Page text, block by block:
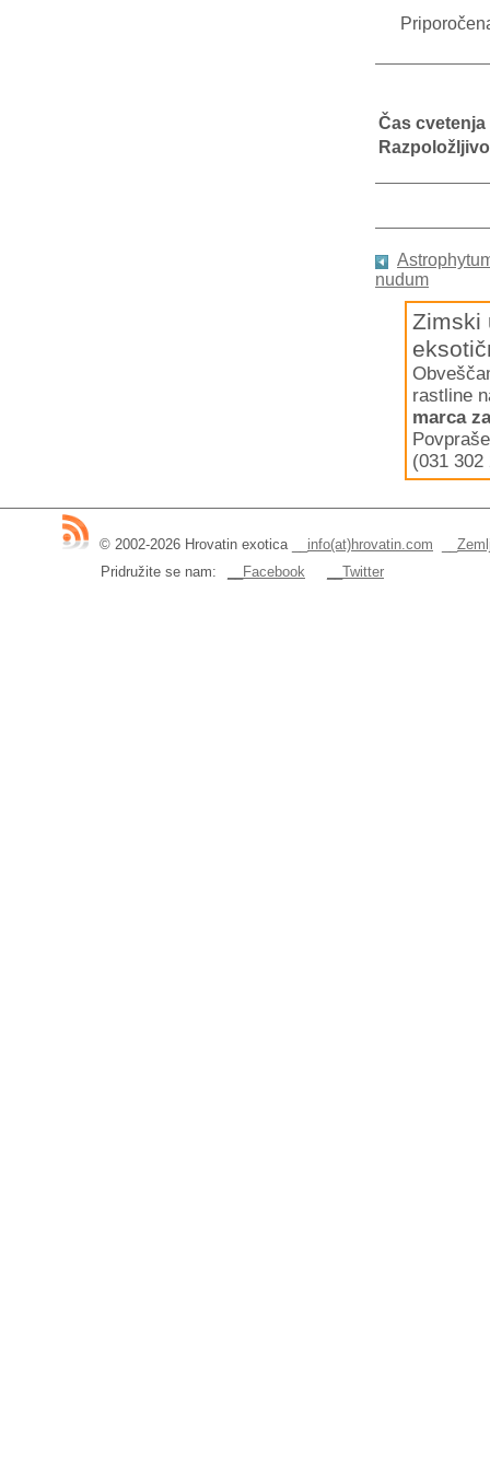
Čas cvetenja
nudum
Zimski
rastline
marca
(031
© 2002-2026 Hrovatin exotica__ info(at)hrovatin.com
Pridružite se nam:
__Facebook __Twitter